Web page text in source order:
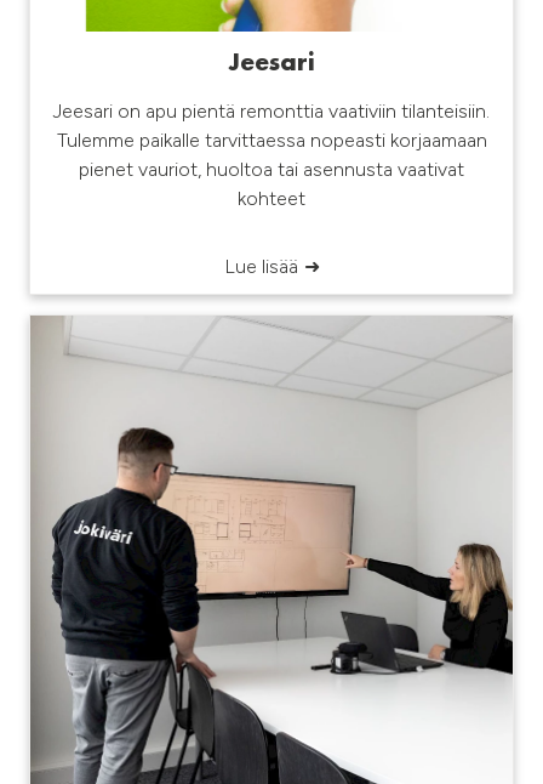
Jeesari
Jeesari on apu pientä remonttia vaativiin tilanteisiin.
Tulemme paikalle tarvittaessa nopeasti korjaamaan
pienet vauriot, huoltoa tai asennusta vaativat
kohteet
Lue lisää